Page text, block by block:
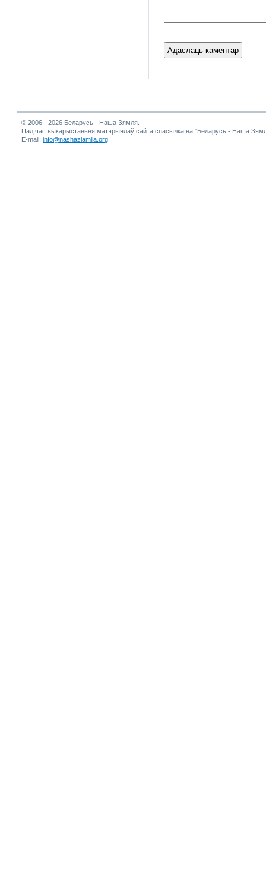
© 2006 - 2026 Беларусь - Наша Зямля.
Пад час выкарыстаньня матэрыялаў сайта спасылка на "Беларусь - Наша
E-mail: info@nashaziamlia.org